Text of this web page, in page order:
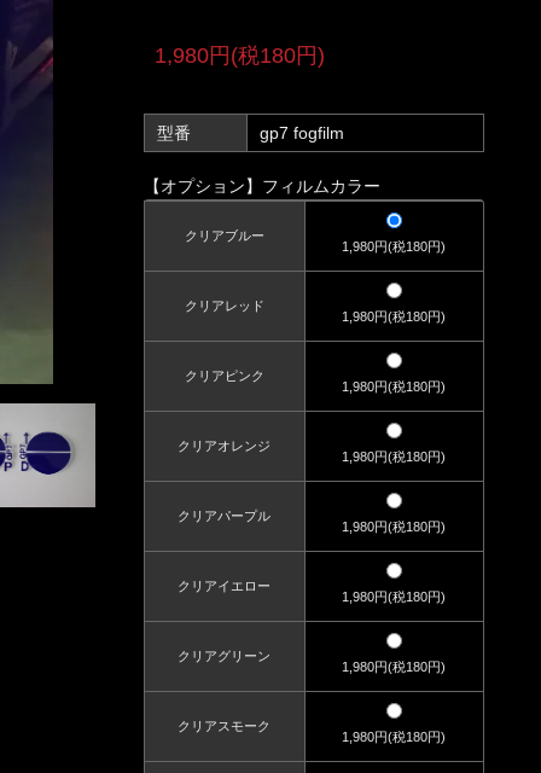
1,980円(税180円)
型番 gp7 fogfilm
【オプション】フィルムカラー
クリアブルー
1,980円(税180円)
クリアレッド
1,980円(税180円)
クリアピンク
1,980円(税180円)
クリアオレンジ
1,980円(税180円)
クリアパープル
1,980円(税180円)
クリアイエロー
1,980円(税180円)
クリアグリーン
1,980円(税180円)
クリアスモーク
1,980円(税180円)